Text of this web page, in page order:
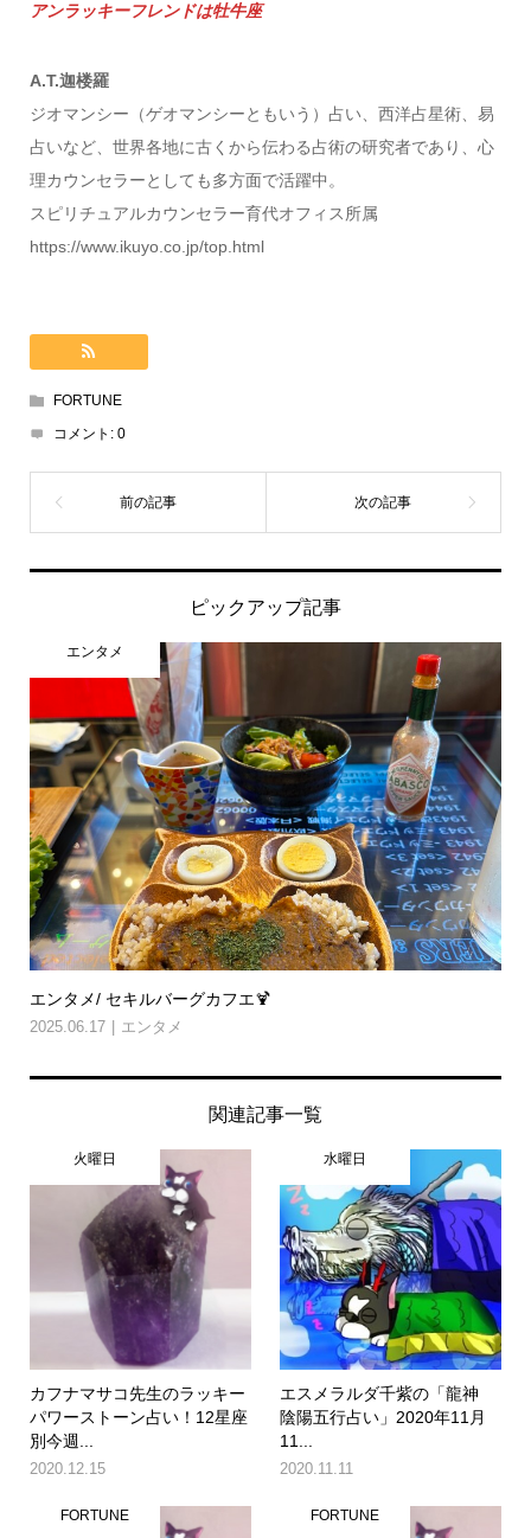
アンラッキーフレンドは牡牛座
A.T.迦楼羅
ジオマンシー（ゲオマンシーともいう）占い、西洋占星術、易
占いなど、世界各地に古くから伝わる占術の研究者であり、心
理カウンセラーとしても多方面で活躍中。
スピリチュアルカウンセラー育代オフィス所属
https://www.ikuyo.co.jp/top.html
FORTUNE
コメント: 0
ピックアップ記事
エンタメ
エンタメ/ セキルバーグカフエ🍹
2025.06.17 エンタメ
関連記事一覧
火曜日
カフナマサコ先生のラッキー
パワーストーン占い！12星座
別今週...
2020.12.15
水曜日
エスメラルダ千紫の「龍神
陰陽五行占い」2020年11月
11...
2020.11.11
FORTUNE FORTUNE